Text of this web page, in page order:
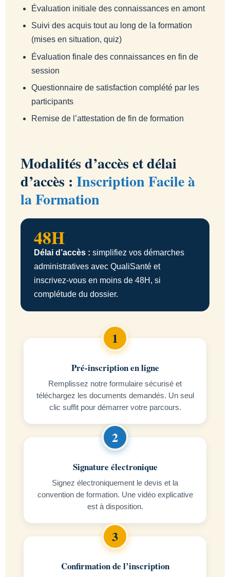
Évaluation initiale des connaissances en amont
Suivi des acquis tout au long de la formation
(mises en situation, quiz)
Évaluation finale des connaissances en fin de
session
Questionnaire de satisfaction complété par les
participants
Remise de l’attestation de fin de formation
Modalités d’accès et délai
d’accès : Inscription Facile à
la Formation
48H
Délai d’accès : simplifiez vos démarches
administratives avec QualiSanté et
inscrivez-vous en moins de 48H, si
complétude du dossier.
Pré-inscription en ligne
Remplissez notre formulaire sécurisé et
téléchargez les documents demandés. Un seul
clic suffit pour démarrer votre parcours.
Signature électronique
Signez électroniquement le devis et la
convention de formation. Une vidéo explicative
est à disposition.
Confirmation de l’inscription